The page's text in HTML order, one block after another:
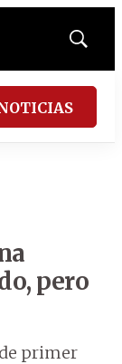
Mostrar
pero
primer